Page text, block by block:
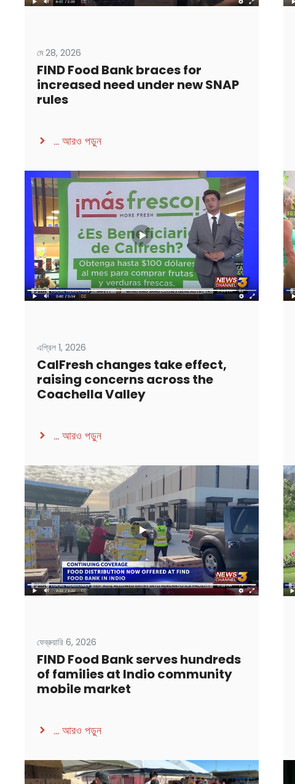
মে 28, 2026
FIND Food Bank braces for
increased need under new SNAP
rules
... আরও পড়ুন
এপ্রিল 1, 2026
CalFresh changes take effect,
raising concerns across the
Coachella Valley
... আরও পড়ুন
ফেব্রুয়ারি 6, 2026
FIND Food Bank serves hundreds
of families at Indio community
mobile market
... আরও পড়ুন